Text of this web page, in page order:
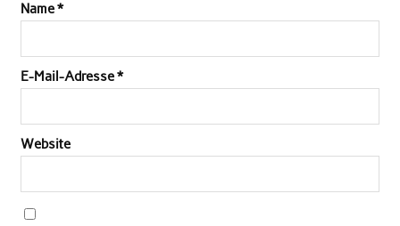
Name*
E-Mail-Adresse*
Website